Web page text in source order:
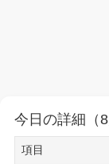
今日の詳細（8
項目